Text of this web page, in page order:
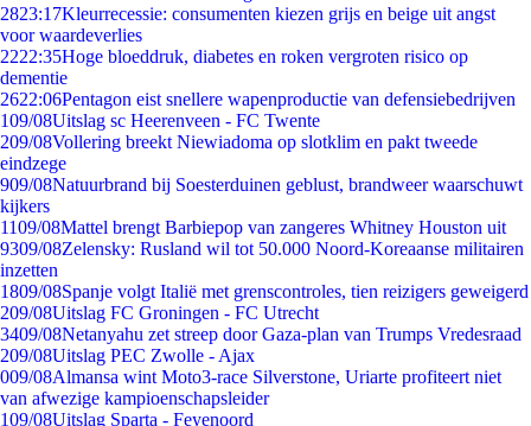
2823:17Kleurrecessie: consumenten kiezen grijs en beige uit angst
voor waardeverlies
2222:35Hoge bloeddruk, diabetes en roken vergroten risico op
dementie
2622:06Pentagon eist snellere wapenproductie van defensiebedrijven
109/08Uitslag sc Heerenveen - FC Twente
209/08Vollering breekt Niewiadoma op slotklim en pakt tweede
eindzege
909/08Natuurbrand bij Soesterduinen geblust, brandweer waarschuwt
kijkers
1109/08Mattel brengt Barbiepop van zangeres Whitney Houston uit
9309/08Zelensky: Rusland wil tot 50.000 Noord-Koreaanse militairen
inzetten
1809/08Spanje volgt Italië met grenscontroles, tien reizigers geweigerd
209/08Uitslag FC Groningen - FC Utrecht
3409/08Netanyahu zet streep door Gaza-plan van Trumps Vredesraad
209/08Uitslag PEC Zwolle - Ajax
009/08Almansa wint Moto3-race Silverstone, Uriarte profiteert niet
van afwezige kampioenschapsleider
109/08Uitslag Sparta - Feyenoord